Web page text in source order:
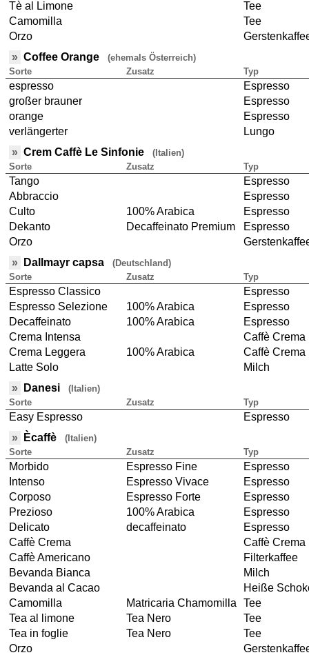
Tè al Limone
Tee
Camomilla
Tee
Orzo
» Coffee Orange (ehemals Österreich)
Sorte
Zusatz Typ
espresso
Espresso
großer brauner
Espresso
orange
Espresso
verlängerter
Lungo
» Crem Caffè Le Sinfonie (Italien)
Sorte
Zusatz Typ
Tango
Espresso
Abbraccio
Espresso
Culto
100% Arabica
Espresso
Dekanto
Decaffeinato Premium
Espresso
Orzo
»
Dallmayr capsa (Deutschland)
Sorte
Zusatz Typ
Espresso Classico
Espresso
Espresso Selezione
100% Arabica
Espresso
Decaffeinato
100% Arabica
Espresso
Crema Intensa
Caffè Crema
Crema Leggera
100% Arabica
Caffè Crema
Latte Solo
Milch
»
Danesi (Italien)
Sorte
Zusatz Typ
Easy Espresso
Espresso
»
Ècaffè (Italien)
Sorte
Zusatz Typ
Morbido Espresso Fine
Espresso
Intenso
Espresso Vivace
Espresso
Corposo
Espresso Forte
Espresso
Prezioso
100% Arabica
Espresso
Delicato
decaffeinato
Espresso
Caffè Crema
Caffè Crema
Caffè Americano
Filterkaffee
Bevanda Bianca
Milch
Bevanda al Cacao
Heiße
Camomilla
Matricaria Chamomilla
Tee
Tea al limone
Tea Nero
Tee
Tea in foglie
Tea Nero
Tee
Orzo